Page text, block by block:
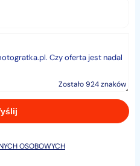
będzie faktura VAT
na rynku
Zostało 924 znaków
OSOBOWYCH